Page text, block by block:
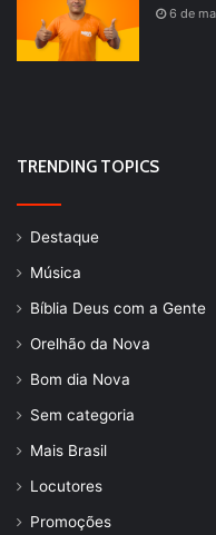
6 de
TRENDING TOPICS
Destaque
Música
Bíblia Deus com a Gente
Orelhão da Nova
Bom dia Nova
Sem categoria
Mais Brasil
Locutores
Promoções